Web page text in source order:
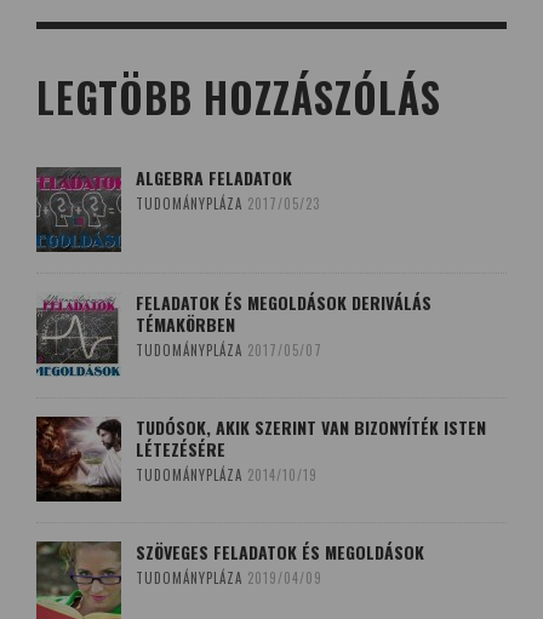
LEGTÖBB HOZZÁSZÓLÁS
ALGEBRA FELADATOK
TUDOMÁNYPLÁZA 2017/05/23
FELADATOK ÉS MEGOLDÁSOK DERIVÁLÁS
TÉMAKÖRBEN
TUDOMÁNYPLÁZA 2017/05/07
TUDÓSOK, AKIK SZERINT VAN BIZONYÍTÉK ISTEN
LÉTEZÉSÉRE
TUDOMÁNYPLÁZA 2014/10/19
SZÖVEGES FELADATOK ÉS MEGOLDÁSOK
TUDOMÁNYPLÁZA 2019/04/09